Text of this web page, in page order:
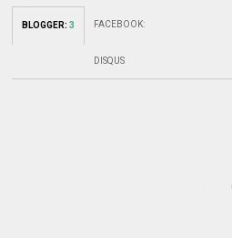
BLOGGER:3 FACEBOOK:
DISQUS